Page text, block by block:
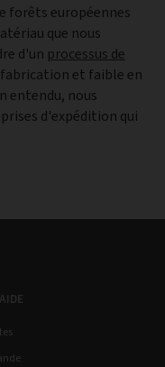
forêts européennes
que nous
d'un processus de
et faible en
entendu, nous
d'expédition qui